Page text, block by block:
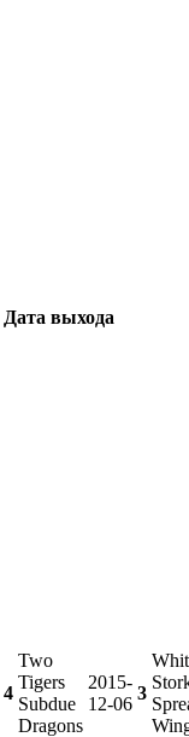
Дата выхода
4
Two
Tigers
Subdue
Dragons
2015-
12-06
3